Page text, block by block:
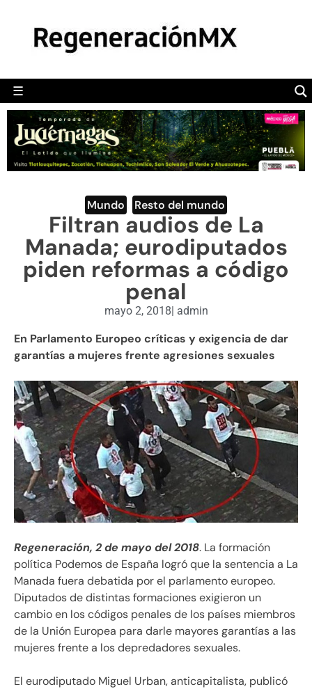
☰
POLÍTICA
CAMALEÓN
OPINIÓN
DEPORTES
ENGLISH SECTION
VIDEOS
Mundo Resto del mundo
Filtran audios de La
Manada; eurodiputados
piden reformas a código
penal
mayo 2, 2018| admin
En Parlamento Europeo críticas y exigencia de dar
garantías a mujeres frente agresiones sexuales
Regeneración, 2 de mayo del 2018. La formación
política Podemos de España logró que la sentencia a La
Manada fuera debatida por el parlamento europeo.
Diputados de distintas formaciones exigieron un
cambio en los códigos penales de los países miembros
de la Unión Europea para darle mayores garantías a las
mujeres frente a los depredadores sexuales.
El eurodiputado Miguel Urban, anticapitalista, publicó